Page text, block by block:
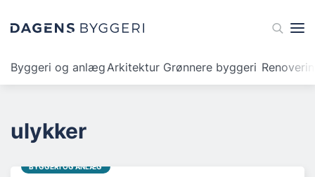
Byggeri og anlægArkitektur Grønnere byggeri
ulykker
BYGGERI OG ANLÆG